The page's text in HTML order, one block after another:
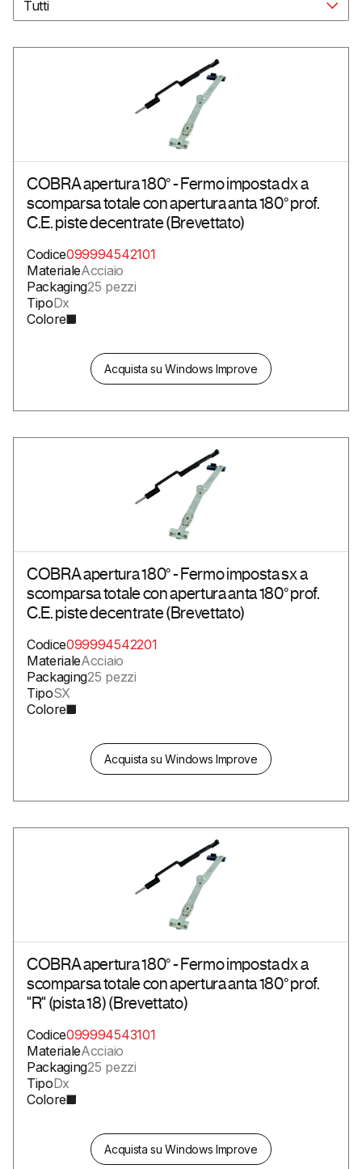
Tutti
COBRA apertura 180° - Fermo imposta dx a
scomparsa totale con apertura anta 180° prof.
C.E. piste decentrate (Brevettato)
Codice099994542101
MaterialeAcciaio
Packaging25 pezzi
TipoDx
Colore
Acquista su Windows Improve
COBRA apertura 180° - Fermo imposta sx a
scomparsa totale con apertura anta 180° prof.
C.E. piste decentrate (Brevettato)
Codice099994542201
MaterialeAcciaio
Packaging25 pezzi
TipoSX
Colore
Acquista su Windows Improve
COBRA apertura 180° - Fermo imposta dx a
scomparsa totale con apertura anta 180° prof.
"R" (pista 18) (Brevettato)
Codice099994543101
MaterialeAcciaio
Packaging25 pezzi
TipoDx
Colore
Acquista su Windows Improve